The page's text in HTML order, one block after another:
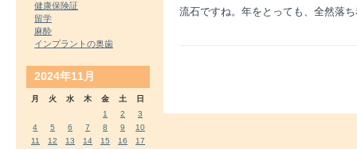
流石ですね。年をとっても、全然落
健康保険証
留学
麻酔
インプラントの奥歯
2024年11月
月 火 水 木 金 土
日
1
2
3
4
5 6 7 8 9
10
11
12 13 14 15 16
17